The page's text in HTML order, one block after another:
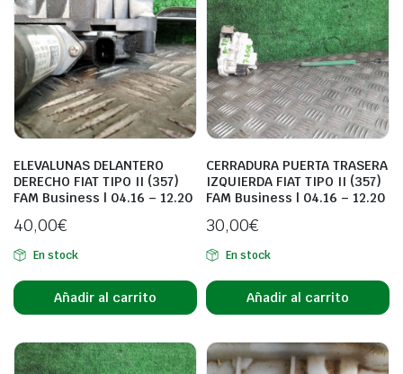
ELEVALUNAS DELANTERO
DERECHO FIAT TIPO II (357)
FAM Business | 04.16 – 12.20
40,00€
En stock
Añadir al carrito
CERRADURA PUERTA TRASERA
IZQUIERDA FIAT TIPO II (357)
FAM Business | 04.16 – 12.20
30,00€
En stock
Añadir al carrito